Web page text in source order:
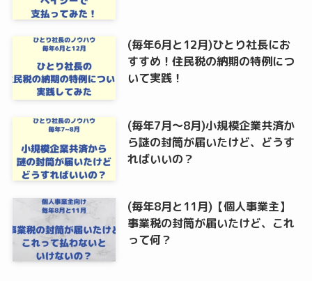
(毎年6月と12月)ひとり社長にお
すすめ！住民税の納期の特例につ
いて実践！
(毎年7月～8月)小規模企業共済か
ら謎の封筒が届いたけど、どうす
ればいいの？
(毎年8月と11月)【個人事業主】
事業税の封筒が届いたけど、これ
って何？